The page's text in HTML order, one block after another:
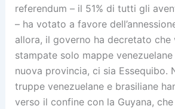
referendum – il 51% di tutti gli
– ha votato a favore
allora, il governo ha decretato che
stampate solo mappe
nuova provincia, ci sia Essequibo.
truppe venezuelane e brasiliane
verso il confine con la Guyana, che